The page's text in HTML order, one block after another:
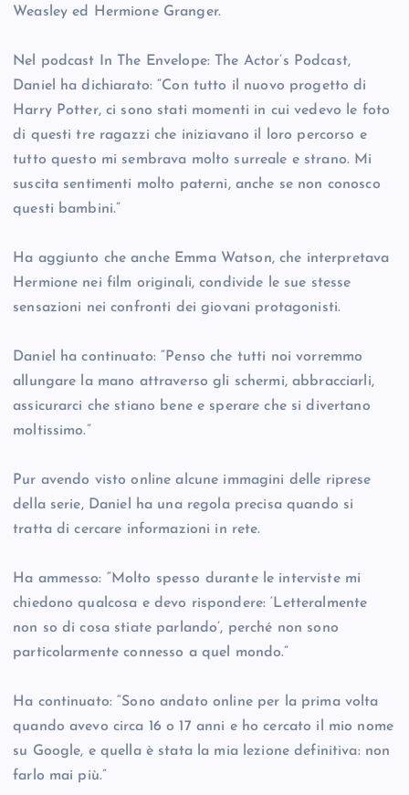
Weasley ed Hermione Granger.
Nel podcast In The Envelope: The Actor’s Podcast,
Daniel ha dichiarato: “Con tutto il nuovo progetto di
Harry Potter, ci sono stati momenti in cui vedevo le foto
di questi tre ragazzi che iniziavano il loro percorso e
tutto questo mi sembrava molto surreale e strano. Mi
suscita sentimenti molto paterni, anche se non conosco
questi bambini.”
Ha aggiunto che anche Emma Watson, che interpretava
Hermione nei film originali, condivide le sue stesse
sensazioni nei confronti dei giovani protagonisti.
Daniel ha continuato: “Penso che tutti noi vorremmo
allungare la mano attraverso gli schermi, abbracciarli,
assicurarci che stiano bene e sperare che si divertano
moltissimo.”
Pur avendo visto online alcune immagini delle riprese
della serie, Daniel ha una regola precisa quando si
tratta di cercare informazioni in rete.
Ha ammesso: “Molto spesso durante le interviste mi
chiedono qualcosa e devo rispondere: ‘Letteralmente
non so di cosa stiate parlando’, perché non sono
particolarmente connesso a quel mondo.”
Ha continuato: “Sono andato online per la prima volta
quando avevo circa 16 o 17 anni e ho cercato il mio nome
su Google, e quella è stata la mia lezione definitiva: non
farlo mai più.”